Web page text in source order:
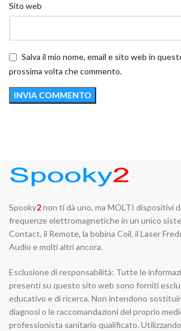
Sito web
Salva il mio nome, email e sito web in
prossima volta che commento.
Spooky2non ti dà uno, ma MOLTI dispositivi
frequenze elettromagnetiche in un unico
Contact, il Remote, la bobina Coil, il Laser
Audio e molti altri ancora.
Esclusione di responsabilità: Tutte le
presenti su questo sito web sono forniti
educativo e di ricerca. Non intendono
diagnosi o le raccomandazioni del proprio
professionista sanitario qualificato.